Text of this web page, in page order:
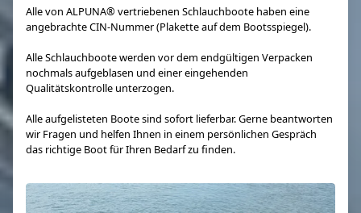
Alle von ALPUNA® vertriebenen Schlauchboote haben eine
angebrachte CIN-Nummer (Plakette auf dem Bootsspiegel).
Alle Schlauchboote werden vor dem endgültigen Verpacken
nochmals aufgeblasen und einer eingehenden
Qualitätskontrolle unterzogen.
Alle aufgelisteten Boote sind sofort lieferbar. Gerne beantworten
wir Fragen und helfen Ihnen in einem persönlichen Gespräch
das richtige Boot für Ihren Bedarf zu finden.